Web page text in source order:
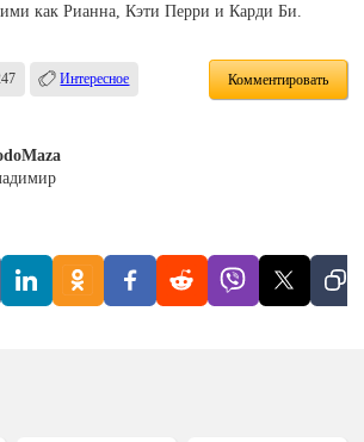
как Рианна, Кэти Перри и Карди Би.
Интересное Комментировать